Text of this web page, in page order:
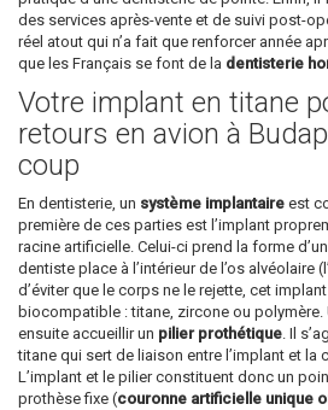
des services après-vente et de suivi post-
réel atout qui n’a fait que renforcer année
que les Français se font de la dentisterie
Votre implant en titane
retours en avion à
coup
En dentisterie, un système implantaire est
première de ces parties est l’implant
racine artificielle. Celui-ci prend la forme
dentiste place à l’intérieur de l’os alvéolaire
d’éviter que le corps ne le rejette, cet
biocompatible : titane, zircone ou polymère.
ensuite accueillir un pilier prothétique. Il
titane qui sert de liaison entre l’implant et la
L’implant et le pilier constituent donc un
prothèse fixe (couronne artificielle unique